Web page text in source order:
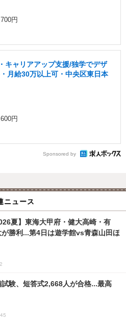
円
キャリアアップ支援/独学でデザ
月給30万以上可・中央区東日本
円
Sponsored by
ニュース
夏】東海大甲府・健大高崎・有
勝利...第4日は遊学館vs青森山田ほ
験、短答式2,668人が合格...最高